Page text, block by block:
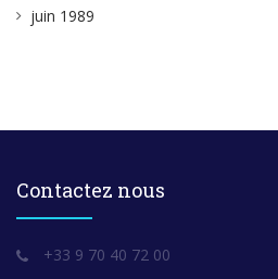
juin 1989
Contactez nous
+33 9 70 40 72 00